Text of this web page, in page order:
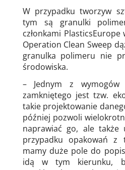
W przypadku tworzyw
tym są granulki
członkami
Operation Clean Sweep
granulka polimeru nie
środowiska.
– Jednym z wymogów
zamkniętego jest tzw.
takie projektowanie
później pozwoli
naprawiać go, ale także
przypadku opakowań z
mamy duże pole do
idą w tym kierunku,